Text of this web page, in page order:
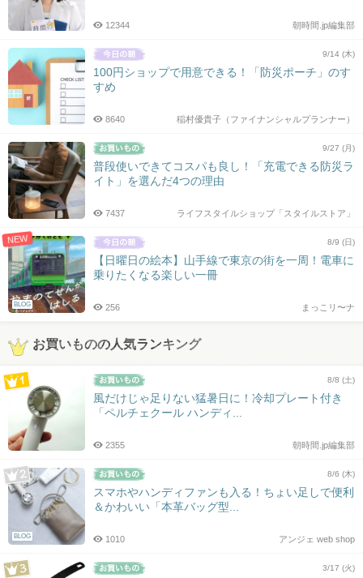
朝時間.jp編集部
12344
9/14 (木)
100円ショップで用意できる！「防災ポーチ」のす
すめ
稲村優貴子（ファイナンシャルプランナー）
8640
9/27 (月)
普段使いできてコスパも良し！「充電できる防災ラ
イト」を選んだ4つの理由
ライフスタイルショップ「スタイルストア」
7437
NEW
BLOG
8/9 (日)
【日曜日の絵本】山手線で東京の街を一周！電車に
乗りたくなる楽しい一冊
まっこリ〜ナ
256
お買いものの人気ランキング
8/8 (土)
風だけじゃ足りない猛暑日に！冷却プレート付き
「ペルチェクール ハンディ...
朝時間.jp編集部
2355
BLOG
8/6 (木)
スマホやハンディファンも入る！ちょい足しで便利
＆かわいい「本革バッグ型...
アンジェ web shop
1010
3/17 (火)